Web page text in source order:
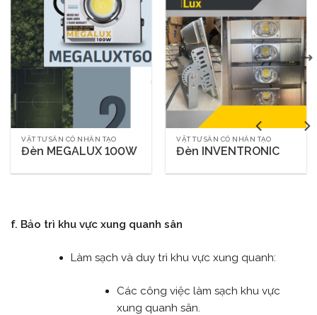
VẬT TƯ SÂN CỎ NHÂN TẠO
Đèn MEGALUX 100W
VẬT TƯ SÂN CỎ NHÂN TẠO
Đèn INVENTRONIC
f. Bảo trì khu vực xung quanh sân
Làm sạch và duy trì khu vực xung quanh:
Các công việc làm sạch khu vực
xung quanh sân.